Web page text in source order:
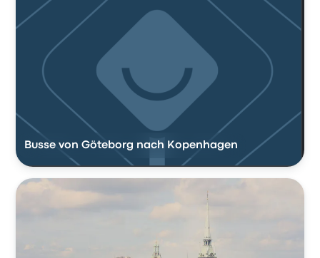
Busse von Göteborg nach Kopenhagen